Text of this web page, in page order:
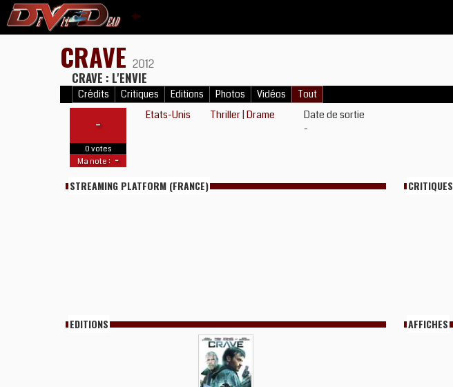
CRAVE 2012
CRAVE : L'ENVIE
Crédits Critiques Editions Photos Vidéos Tout
-
0 votes
Ma note : -
Etats-Unis Thriller |Drame
Date de sortie
-
STREAMING PLATFORM (FRANCE) CRITIQUES
EDITIONS AFFICHES